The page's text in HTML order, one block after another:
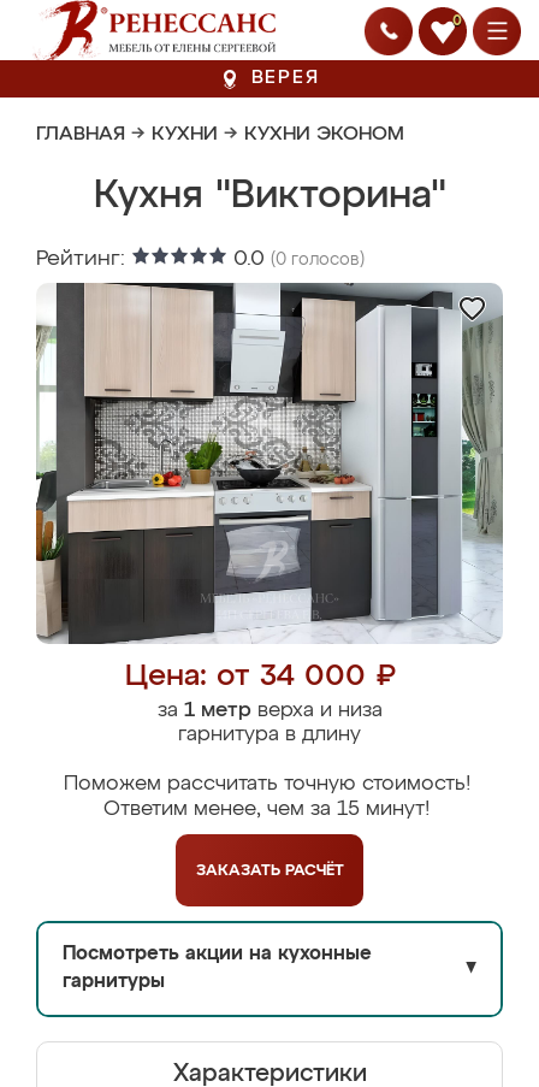
0
ВЕРЕЯ
ГЛАВНАЯ → КУХНИ → КУХНИ ЭКОНОМ
Кухня "Викторина"
Рейтинг: 0.0 (0 голосов)
Цена: от 34 000 ₽
за 1 метрверха и низа
гарнитура в длину
Поможем рассчитать точную стоимость!
Ответим менее, чем за 15 минут!
ЗАКАЗАТЬ РАСЧЁТ
Посмотреть акции на кухонные
гарнитуры
▼
Характеристики